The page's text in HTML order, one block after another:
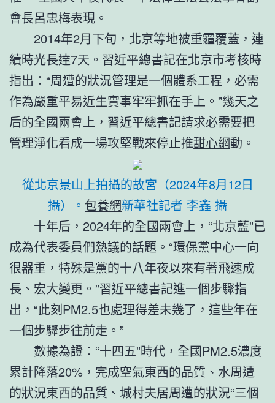
會長呂忠梅表現。
2014年2月下旬，北京等地被重霾覆蓋，連
續時光長達7天。習近平總書記在北京市考核時
指出：“周遭的狀況管理是一個體系工程，必需
作為嚴重平易近生實事牢牢抓在手上。”幾天之
后的全國兩會上，習近平總書記請求必需要把
管理淨化看成一場攻堅戰來停止推甜心網動。
從北京景山上拍攝的故宮（2024年8月12日
攝）。 包養網新華社記者 李鑫 攝
十年后，2024年的全國兩會上，“北京藍”已
成為代表委員們熱議的話題。“環保黨中心一向
很器重，特殊是黨的十八年夜以來有著飛速成
長、宏大變更。”習近平總書記進一個步驟指
出，“此刻PM2.5也處理得差未幾了，這些年在
一個步驟步往前走。”
數據為證：“十四五”時代，全國PM2.5濃度
累計降落20%，完成空氣東西的品質、水周遭
的狀況東西的品質、城村夫居周遭的狀況“三個